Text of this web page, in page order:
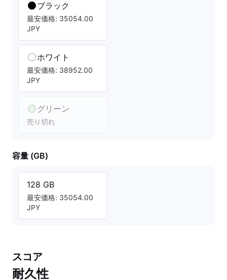
ブラック
最安価格: 35054.00
JPY
ホワイト
最安価格: 38952.00
JPY
グリーン
売り切れ
容量 (GB)
128 GB
最安価格: 35054.00
JPY
スコア
耐久性